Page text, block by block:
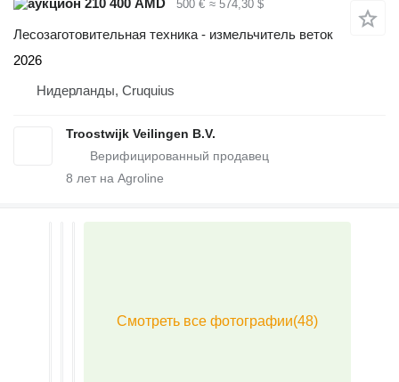
210 400 AMD
500 € ≈ 574,30 $
Лесозаготовительная техника - измельчитель веток
2026
Нидерланды, Cruquius
Troostwijk Veilingen B.V.
8 лет на Agroline